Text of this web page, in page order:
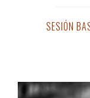
SESIÓN